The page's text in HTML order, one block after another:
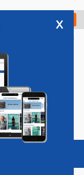
Check in
Vacatures
x